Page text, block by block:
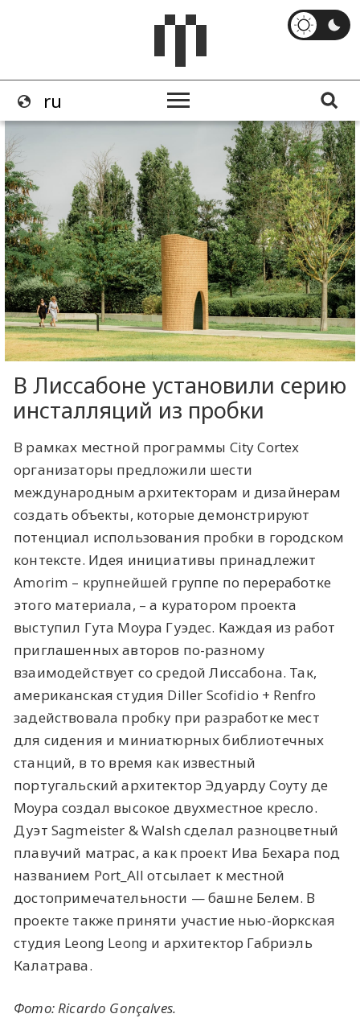
В Лиссабоне установили серию
инсталляций из пробки
В рамках местной программы City Cortex
организаторы предложили шести
международным архитекторам и дизайнерам
создать объекты, которые демонстрируют
потенциал использования пробки в городском
контексте. Идея инициативы принадлежит
Amorim – крупнейшей группе по переработке
этого материала, – а куратором проекта
выступил Гута Моура Гуэдес. Каждая из работ
приглашенных авторов по-разному
взаимодействует со средой Лиссабона. Так,
американская студия Diller Scofidio + Renfro
задействовала пробку при разработке мест
для сидения и миниатюрных библиотечных
станций, в то время как известный
португальский архитектор Эдуарду Соуту де
Моура создал высокое двухместное кресло.
Дуэт Sagmeister & Walsh сделал разноцветный
плавучий матрас, а как проект Ива Бехара под
названием Port_All отсылает к местной
достопримечательности — башне Белем. В
проекте также приняти участие нью-йоркская
студия Leong Leong и архитектор Габриэль
Калатрава.
Фото:Ricardo Gonçalves.